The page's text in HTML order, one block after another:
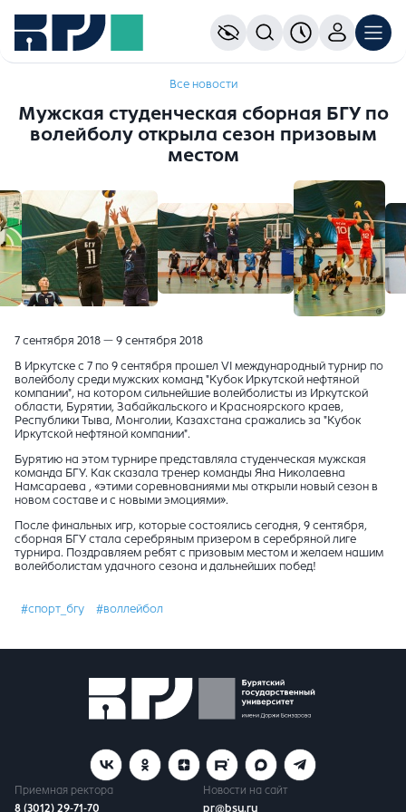
Все новости
Мужская студенческая сборная БГУ по
волейболу открыла сезон призовым
местом
7 сентября 2018 — 9 сентября 2018
В Иркутске с 7 по 9 сентября прошел VI международный турнир по
волейболу среди мужских команд "Кубок Иркутской нефтяной
компании", на котором сильнейшие волейболисты из Иркутской
области, Бурятии, Забайкальского и Красноярского краев,
Республики Тыва, Монголии, Казахстана сражались за "Кубок
Иркутской нефтяной компании".
Бурятию на этом турнире представляла студенческая мужская
команда БГУ. Как сказала тренер команды Яна Николаевна
Намсараева , «этими соревнованиями мы открыли новый сезон в
новом составе и с новыми эмоциями».
После финальных игр, которые состоялись сегодня, 9 сентября,
сборная БГУ стала серебряным призером в серебряной лиге
турнира. Поздравляем ребят с призовым местом и желаем нашим
волейболистам удачного сезона и дальнейших побед!
#спорт_бгу #воллейбол
Приемная ректора
8 (3012) 29-71-70
Новости на сайт
pr@bsu.ru